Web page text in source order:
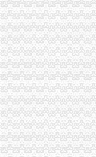
《营业执照黑名单查询》
注册个公司要多少钱？
重庆代办营业执照-重庆
成立公司必知：公司成
2016年天津注册公司流
[注册公司需要什么材料]
[注册公司需要哪些材料]
2015年台州公司注册流
南京秦淮区办理税务登
2013司考商法：公司设
2015年代理工商注册流
办理税务登记证要交房